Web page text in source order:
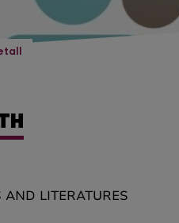
LITERATURES